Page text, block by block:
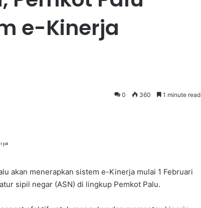
e-Kinerja
0 360 1 minute read
akan menerapkan sistem e-Kinerja mulai 1 Februari
sipil negar (ASN) di lingkup Pemkot Palu.